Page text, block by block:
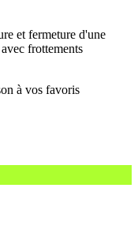
et fermeture d'une
frottements